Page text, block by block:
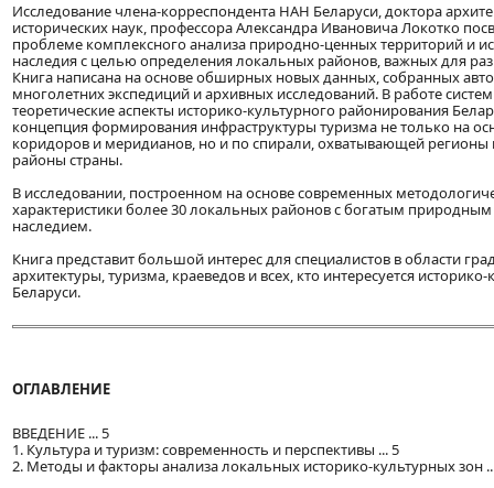
Исследование члена-корреспондента НАН Беларуси, доктора
исторических наук, профессора Александра Ивановича Локотко
проблеме комплексного анализа природно-ценных территорий и
наследия с целью определения локальных районов, важных для
Книга написана на основе обширных новых данных, собранных
многолетних экспедиций и архивных исследований. В работе
теоретические аспекты историко-культурного районирования
концепция формирования инфраструктуры туризма не только на
коридоров и меридианов, но и по спирали, охватывающей
районы страны.
В исследовании, построенном на основе современных
характеристики более 30 локальных районов с богатым
наследием.
Книга представит большой интерес для специалистов в области
архитектуры, туризма, краеведов и всех, кто интересуется
Беларуси.
ОГЛАВЛЕНИЕ
ВВЕДЕНИЕ ... 5
1. Культура и туризм: современность и перспективы ... 5
2. Методы и факторы анализа локальных историко-культурных зон